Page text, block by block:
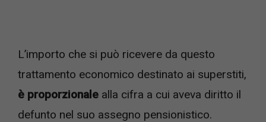
L’importo che si può ricevere da questo
trattamento economico destinato ai superstiti,
è proporzionale alla cifra a cui aveva diritto il
defunto nel suo assegno pensionistico.